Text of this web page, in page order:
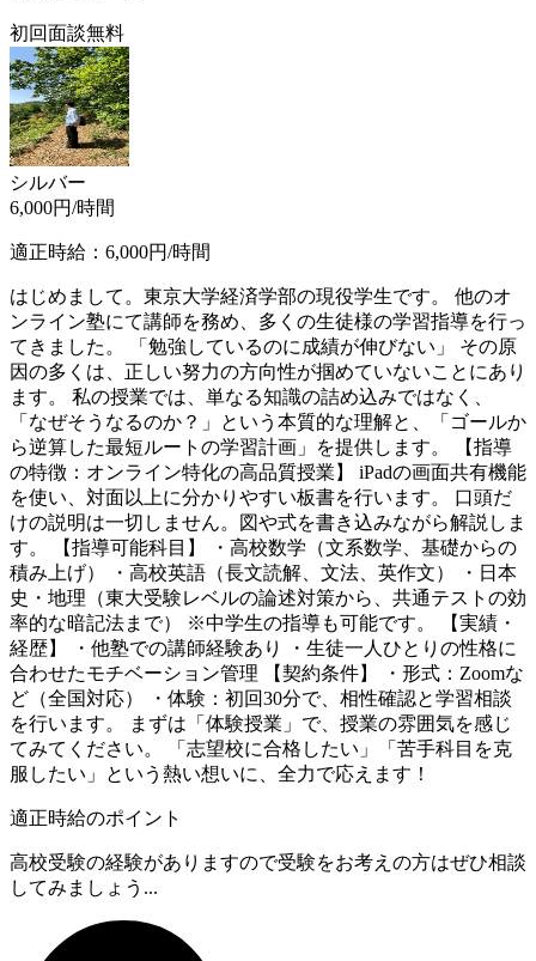
初回面談無料
シルバー
6,000円/時間
適正時給： 6,000円/時間
はじめまして。東京大学経済学部の現役学生です。 他のオ
ンライン塾にて講師を務め、多くの生徒様の学習指導を行っ
てきました。 「勉強しているのに成績が伸びない」 その原
因の多くは、正しい努力の方向性が掴めていないことにあり
ます。 私の授業では、単なる知識の詰め込みではなく、
「なぜそうなるのか？」という本質的な理解と、「ゴールか
ら逆算した最短ルートの学習計画」を提供します。 【指導
の特徴：オンライン特化の高品質授業】 iPadの画面共有機能
を使い、対面以上に分かりやすい板書を行います。 口頭だ
けの説明は一切しません。図や式を書き込みながら解説しま
す。 【指導可能科目】 ・高校数学（文系数学、基礎からの
積み上げ） ・高校英語（長文読解、文法、英作文） ・日本
史・地理（東大受験レベルの論述対策から、共通テストの効
率的な暗記法まで） ※中学生の指導も可能です。 【実績・
経歴】 ・他塾での講師経験あり ・生徒一人ひとりの性格に
合わせたモチベーション管理 【契約条件】 ・形式：Zoomな
ど（全国対応） ・体験：初回30分で、相性確認と学習相談
を行います。 まずは「体験授業」で、授業の雰囲気を感じ
てみてください。 「志望校に合格したい」「苦手科目を克
服したい」という熱い想いに、全力で応えます！
適正時給のポイント
高校受験の経験がありますので受験をお考えの方はぜひ相談
してみましょう...